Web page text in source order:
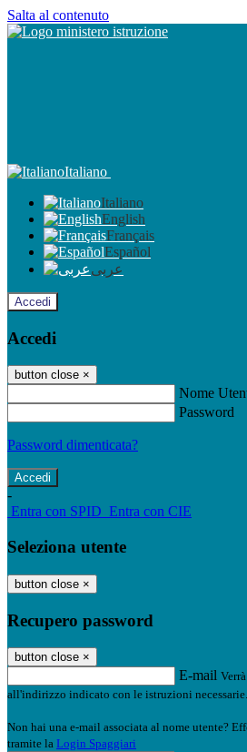
Salta al contenuto
Italiano
Italiano
English
Français
Español
عربى
Accedi
Accedi
button close ×
Nome
Password
Password dimenticata?
-
Entra con SPID Entra con CIE
Seleziona utente
button close ×
Recupero password
button close ×
E-mail
all'indirizzo indicato con le istruzioni necessarie.
Non hai una e-mail associata al nome utente?
tramite la Login Spaggiari